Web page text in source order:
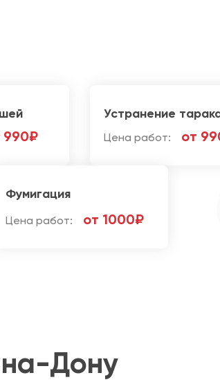
990₽
Устранение
Цена работ: от
Фумигация
Цена работ: от 1000₽
Дону